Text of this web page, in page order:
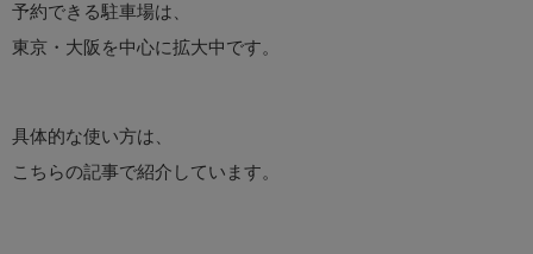
予約できる駐車場は、
東京・大阪を中心に拡大中です。
具体的な使い方は、
こちらの記事で紹介しています。